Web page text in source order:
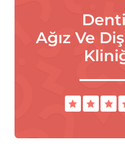
Ağız Ve